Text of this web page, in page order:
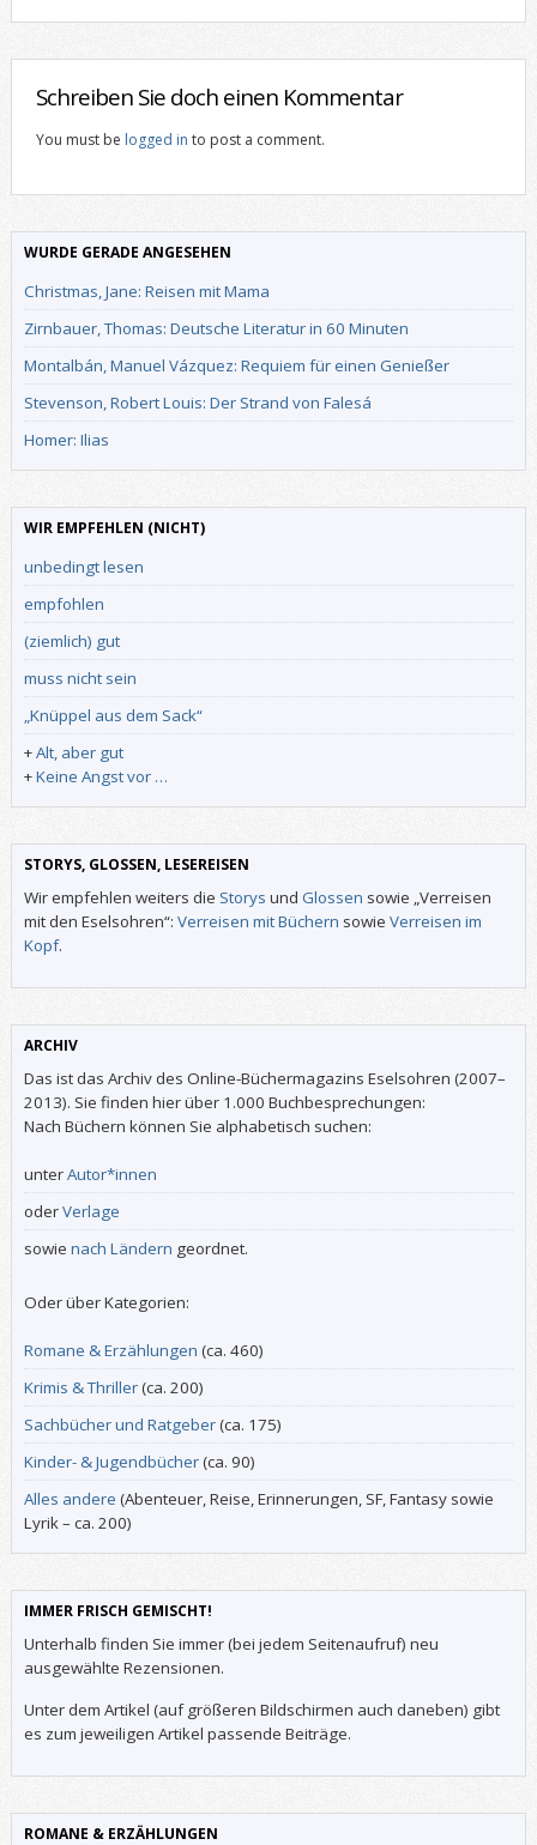
Schreiben Sie doch einen Kommentar
You must be logged in to post a comment.
WURDE GERADE ANGESEHEN
Christmas, Jane: Reisen mit Mama
Zirnbauer, Thomas: Deutsche Literatur in 60 Minuten
Montalbán, Manuel Vázquez: Requiem für einen Genießer
Stevenson, Robert Louis: Der Strand von Falesá
Homer: Ilias
WIR EMPFEHLEN (NICHT)
unbedingt lesen
empfohlen
(ziemlich) gut
muss nicht sein
„Knüppel aus dem Sack“
+Alt, aber gut
+Keine Angst vor …
STORYS, GLOSSEN, LESEREISEN
Wir empfehlen weiters die Storys und Glossen sowie „Verreisen
mit den Eselsohren“: Verreisen mit Büchern sowie Verreisen im
Kopf.
ARCHIV
Das ist das Archiv des Online-Büchermagazins Eselsohren (2007–
2013). Sie finden hier über 1.000 Buchbesprechungen:
Nach Büchern können Sie alphabetisch suchen:
unterAutor*innen
oderVerlage
sowie nach Ländern geordnet.
Oder über Kategorien:
Romane & Erzählungen (ca. 460)
Krimis & Thriller(ca. 200)
Sachbücher und Ratgeber(ca. 175)
Kinder- & Jugendbücher(ca. 90)
Alles andere (Abenteuer, Reise, Erinnerungen, SF, Fantasy sowie
Lyrik – ca. 200)
IMMER FRISCH GEMISCHT!
Unterhalb finden Sie immer (bei jedem Seitenaufruf) neu
ausgewählte Rezensionen.
Unter dem Artikel (auf größeren Bildschirmen auch daneben) gibt
es zum jeweiligen Artikel passende Beiträge.
ROMANE & ERZÄHLUNGEN